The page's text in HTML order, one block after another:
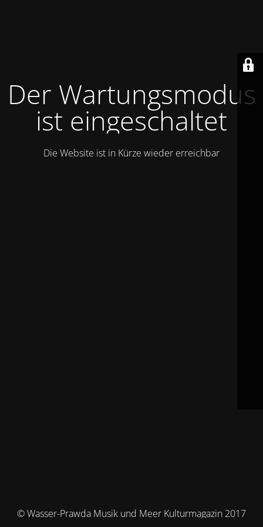
Der Wartungsmodus
ist eingeschaltet
Die Website ist in Kürze wieder erreichbar
© Wasser-Prawda Musik und Meer Kulturmagazin 2017